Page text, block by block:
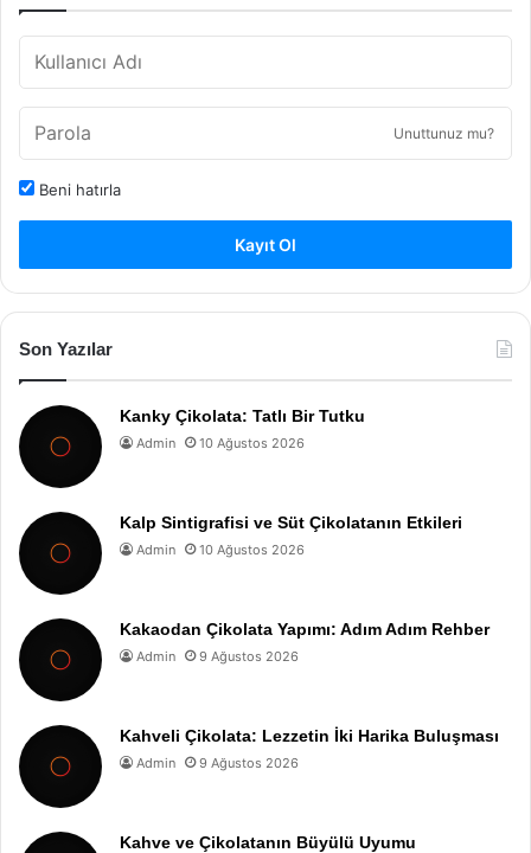
Unuttunuz mu?
Beni hatırla
Kayıt Ol
Son Yazılar
Kanky Çikolata: Tatlı Bir Tutku
Admin 10 Ağustos 2026
Kalp Sintigrafisi ve Süt Çikolatanın Etkileri
Admin 10 Ağustos 2026
Kakaodan Çikolata Yapımı: Adım Adım Rehber
Admin 9 Ağustos 2026
Kahveli Çikolata: Lezzetin İki Harika Buluşması
Admin 9 Ağustos 2026
Kahve ve Çikolatanın Büyülü Uyumu